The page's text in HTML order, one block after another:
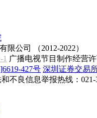
限公司 （2012-2022）
广播电视节目制作经营
427号 深圳证券交易
不良信息举报热线：021-